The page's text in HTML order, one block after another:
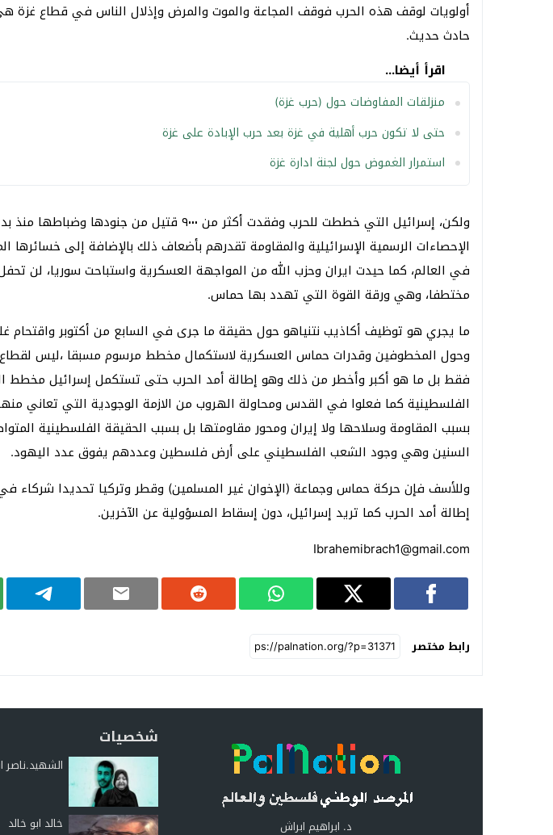
أولويات لوقف هذه الحرب فوقف المجاعة والموت والمرض وإذلال الناس في قطاع غزة
حادث حديث.
اقرأ أيضا...
منزلقات المفاوضات حول (حرب غزة)
حتى لا تكون حرب أهلية في غزة بعد حرب الإبادة على غزة
استمرار الغموض حول لجنة ادارة غزة
ولكن، إسرائيل التي خططت للحرب وفقدت أكثر من ٩٠٠٠ قتيل من
الإحصاءات الرسمية الإسرائيلية والمقاومة تقدرهم بأضعاف ذلك بالإضافة إلى خسائرها
في العالم، كما حيدت ايران وحزب الله من المواجهة العسكرية واستباحت سوريا، لن
مختطفا، وهي ورقة القوة التي تهدد بها حماس.
ما يجري هو توظيف أكاذيب نتنياهو حول حقيقة ما جرى في السابع من أكتوبر
وحول المخطوفين وقدرات حماس العسكرية لاستكمال مخطط مرسوم مسبقا ،ليس
فقط بل ما هو أكبر وأخطر من ذلك وهو إطالة أمد الحرب حتى تستكمل إسرائيل مخطط
الفلسطينية كما فعلوا في القدس ومحاولة الهروب من الازمة الوجودية التي تعاني
بسبب المقاومة وسلاحها ولا إيران ومحور مقاومتها بل بسبب الحقيقة الفلسطينية
السنين وهي وجود الشعب الفلسطيني على أرض فلسطين وعددهم يفوق عدد اليهود.
وللأسف فإن حركة حماس وجماعة (الإخوان غير المسلمين) وقطر وتركيا تحديدا شركاء
إطالة أمد الحرب كما تريد إسرائيل، دون إسقاط المسؤولية عن الآخرين.
Ibrahemibrach1@gmail.com
رابط مختصر
د. ابراهيم ابراش
شخصيات
الشهيد.ناصر
خالد ابو خالد